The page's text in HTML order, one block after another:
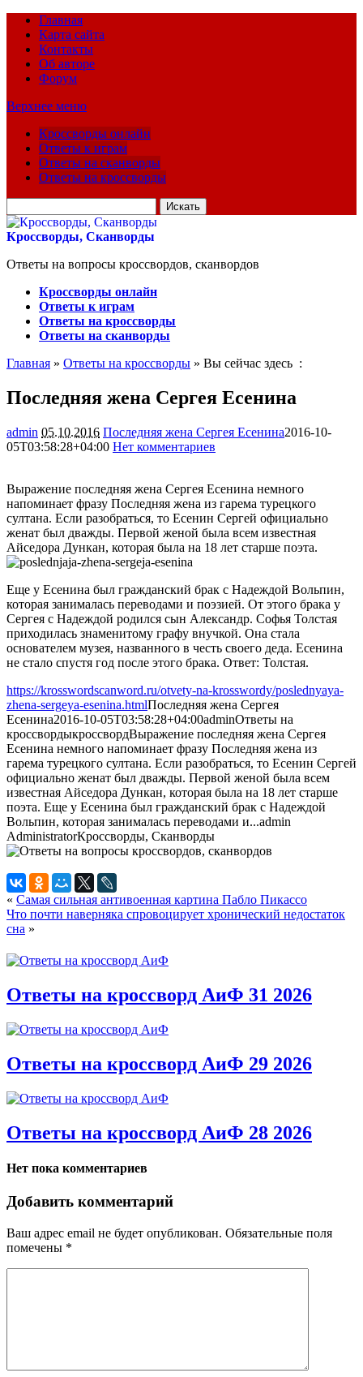
Главная
Карта сайта
Контакты
Об авторе
Форум
Верхнее меню
Кроссворды онлайн
Ответы к играм
Ответы на сканворды
Ответы на кроссворды
для:
Кроссворды, Сканворды
Ответы на вопросы кроссвордов, сканвордов
Кроссворды онлайн
Ответы к играм
Ответы на кроссворды
Ответы на сканворды
Главная » Ответы на кроссворды » Вы сейчас здесь :
Последняя жена Сергея Есенина
admin 05.10.2016 Последняя жена Сергея Есенина2016-10-
05T03:58:28+04:00 Нет комментариев
Выражение последняя жена Сергея Есенина немного
напоминает фразу Последняя жена из гарема турецкого
султана. Если разобраться, то Есенин Сергей официально
женат был дважды. Первой женой была всем известная
Айседора Дункан, которая была на 18 лет старше поэта.
Еще у Есенина был гражданский брак с Надеждой Вольпин,
которая занималась переводами и поэзией. От этого брака у
Сергея с Надеждой родился сын Александр. Софья Толстая
приходилась знаменитому графу внучкой. Она стала
основателем музея, названного в честь своего деда. Есенина
не стало спустя год после этого брака. Ответ: Толстая.
https://krosswordscanword.ru/otvety-na-krosswordy/poslednyaya-
zhena-sergeya-esenina.htmlПоследняя жена Сергея
Есенина2016-10-05T03:58:28+04:00adminОтветы на
кроссвордыкроссвордВыражение последняя жена Сергея
Есенина немного напоминает фразу Последняя жена из
гарема турецкого султана. Если разобраться, то Есенин Сергей
официально женат был дважды. Первой женой была всем
известная Айседора Дункан, которая была на 18 лет старше
поэта. Еще у Есенина был гражданский брак с Надеждой
Вольпин, которая занималась переводами и...admin
AdministratorКроссворды, Сканворды
« Самая сильная антивоенная картина Пабло Пикассо
Что почти наверняка спровоцирует хронический недостаток
сна »
Ответы на кроссворд АиФ 31 2026
Ответы на кроссворд АиФ 29 2026
Ответы на кроссворд АиФ 28 2026
Нет пока комментариев
Добавить комментарий
Ваш адрес email не будет опубликован. Обязательные поля
помечены *